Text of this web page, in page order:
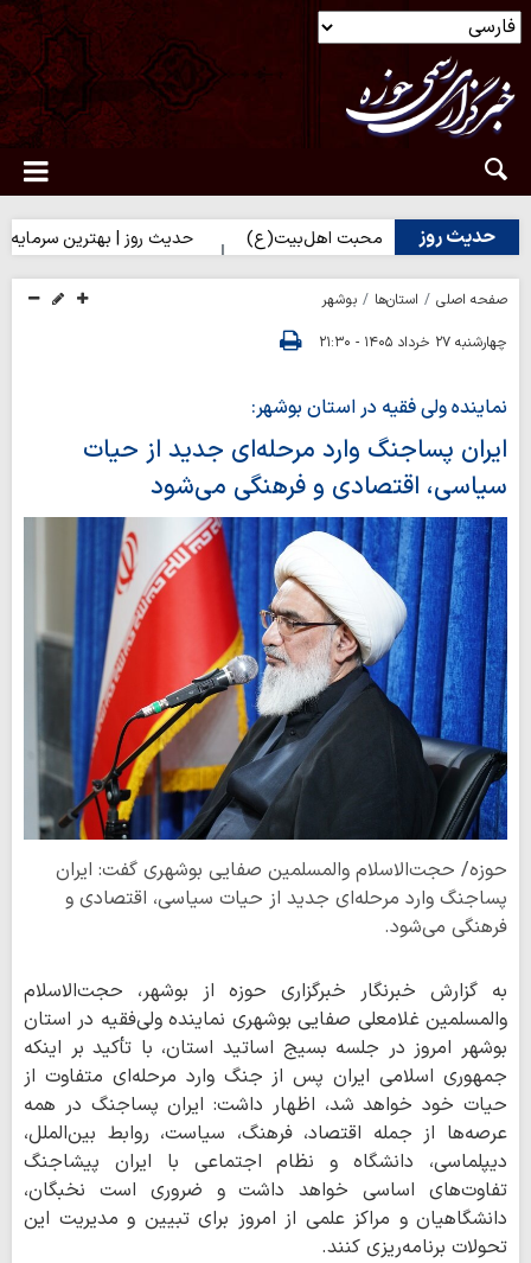
حدیث روز
شدن به محبت اهل‌بیت(ع) حدیث روز | بهترین سرمایه انسان
صفحه اصلی استان‌ها
بوشهر
چهارشنبه ۲۷ خرداد ۱۴۰۵ - ۲۱:۳۰
نماینده ولی فقیه در استان بوشهر:
ایران پساجنگ وارد مرحله‌ای جدید از حیات
سیاسی، اقتصادی و فرهنگی می‌شود
حوزه/ حجت‌الاسلام والمسلمین صفایی بوشهری گفت: ایران
پساجنگ وارد مرحله‌ای جدید از حیات سیاسی، اقتصادی و
فرهنگی می‌شود.
به گزارش خبرنگار خبرگزاری حوزه از بوشهر، حجت‌الاسلام
والمسلمین غلامعلی صفایی بوشهری نماینده ولی‌فقیه در استان
بوشهر امروز در جلسه بسیج اساتید استان، با تأکید بر اینکه
جمهوری اسلامی ایران پس از جنگ وارد مرحله‌ای متفاوت از
حیات خود خواهد شد، اظهار داشت: ایران پساجنگ در همه
عرصه‌ها از جمله اقتصاد، فرهنگ، سیاست، روابط بین‌الملل،
دیپلماسی، دانشگاه و نظام اجتماعی با ایران پیشاجنگ
تفاوت‌های اساسی خواهد داشت و ضروری است نخبگان،
دانشگاهیان و مراکز علمی از امروز برای تبیین و مدیریت این
تحولات برنامه‌ریزی کنند.